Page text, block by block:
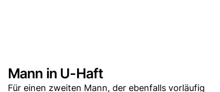
Mann in U-Haft
Für einen zweiten Mann, der ebenfalls vorläufig